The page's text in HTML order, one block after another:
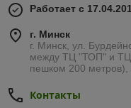
Работает с
г. Минск
г. Минск, ул.
между ТЦ "ТОП" и ТЦ
пешком 200
Контакты